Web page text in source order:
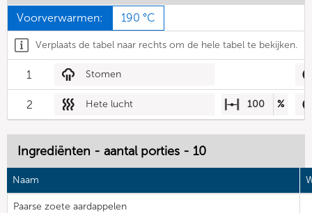
Voorverwarmen: 190 °C
Verplaats de tabel naar rechts om de hele tabel te bekijken.
1 Stomen
2 Hete lucht 100 %
Ingrediënten - aantal porties - 10
Naam
Paarse zoete aardappelen